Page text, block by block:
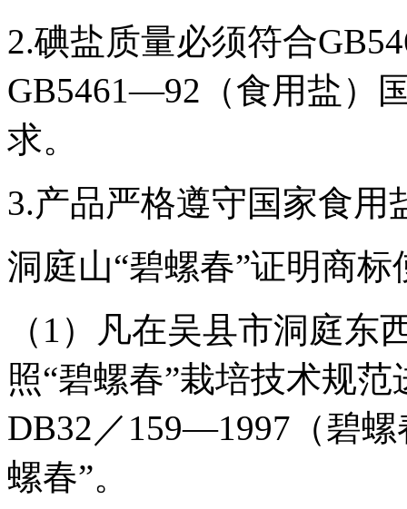
2.碘盐质量必须符合
GB5461―92（食用盐）
求。
3.产品严格遵守国家食用
洞庭山“碧螺春”证明商标
（1）凡在吴县市洞庭东
照“碧螺春”栽培技术规
DB32／159―1997（碧
螺春”。